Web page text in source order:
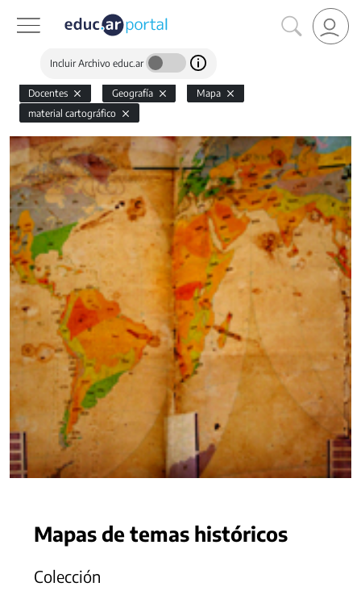
Incluir Archivo educ.ar
Docentes Geografía
Mapa
material cartográfico
Mapas de temas históricos
Colección